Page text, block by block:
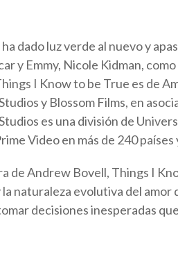
dado luz verde al nuevo y
y Emmy, Nicole Kidman,
I Know to be True es de
y Blossom Films, en
es una división de
Video en más de 240
de Andrew Bovell, Things I
naturaleza evolutiva del amor
decisiones inesperadas